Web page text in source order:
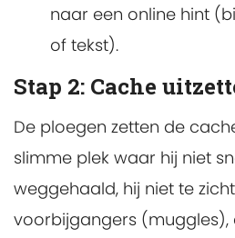
naar een online hint
of tekst).
Stap 2: Cache
De ploegen zetten de
slimme plek waar hij niet
weggehaald, hij niet te
voorbijgangers (muggles),